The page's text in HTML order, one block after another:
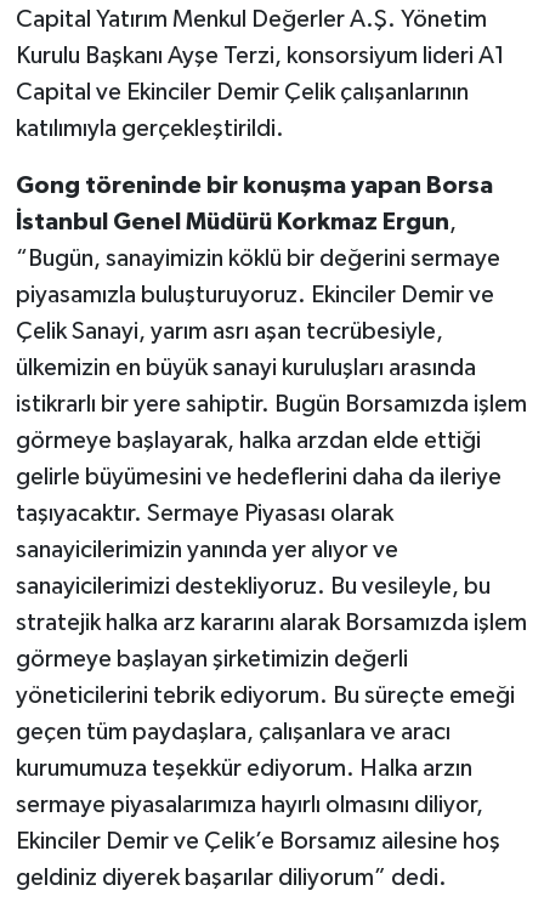
Capital Yatırım Menkul Değerler A.Ş. Yönetim
Kurulu Başkanı Ayşe Terzi, konsorsiyum lideri A1
Capital ve Ekinciler Demir Çelik çalışanlarının
katılımıyla gerçekleştirildi.
Gong töreninde bir konuşma yapan Borsa
İstanbul Genel Müdürü Korkmaz Ergun,
“Bugün, sanayimizin köklü bir değerini sermaye
piyasamızla buluşturuyoruz. Ekinciler Demir ve
Çelik Sanayi, yarım asrı aşan tecrübesiyle,
ülkemizin en büyük sanayi kuruluşları arasında
istikrarlı bir yere sahiptir. Bugün Borsamızda işlem
görmeye başlayarak, halka arzdan elde ettiği
gelirle büyümesini ve hedeflerini daha da ileriye
taşıyacaktır. Sermaye Piyasası olarak
sanayicilerimizin yanında yer alıyor ve
sanayicilerimizi destekliyoruz. Bu vesileyle, bu
stratejik halka arz kararını alarak Borsamızda işlem
görmeye başlayan şirketimizin değerli
yöneticilerini tebrik ediyorum. Bu süreçte emeği
geçen tüm paydaşlara, çalışanlara ve aracı
kurumumuza teşekkür ediyorum. Halka arzın
sermaye piyasalarımıza hayırlı olmasını diliyor,
Ekinciler Demir ve Çelik’e Borsamız ailesine hoş
geldiniz diyerek başarılar diliyorum” dedi.